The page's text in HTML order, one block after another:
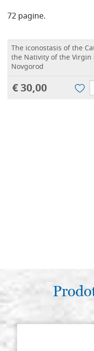
72 pagine.
The iconostasis of the
the Nativity of the Virgin
Novgorod
€ 30,00